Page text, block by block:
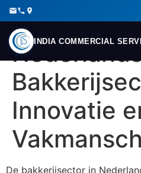
INDIA COMMERCIAL
De
Innovatie
De bakkerijsector in